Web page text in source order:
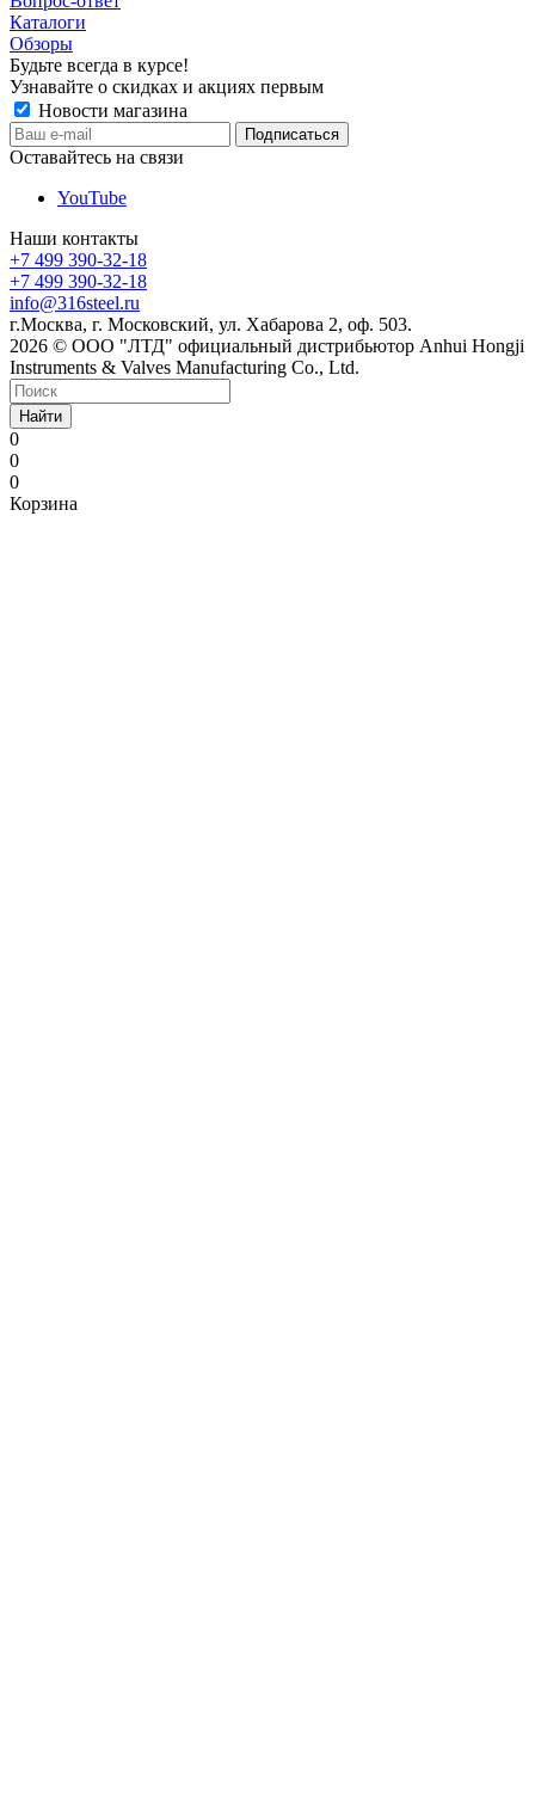
Каталоги
Обзоры
Будьте всегда в курсе!
Узнавайте о скидках и акциях первым
Новости магазина
Оставайтесь на связи
YouTube
Наши контакты
+7 499 390-32-18
+7 499 390-32-18
info@316steel.ru
г.Москва, г. Московский, ул. Хабарова 2, оф. 503.
2026 © ООО "ЛТД" официальный дистрибьютор Anhui Hongji
Instruments & Valves Manufacturing Co., Ltd.
Найти
0
0
0
Корзина